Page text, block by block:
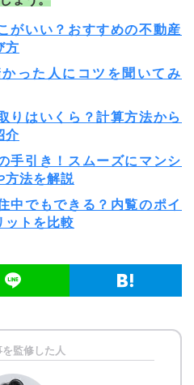
がいい？おすすめの不動産
方
った人にコツを聞いてみ
りはいくら？計算方法から
介
手引き！スムーズにマンシ
方法を解説
中でもできる？内覧のポイ
ットを比較
を監修した人